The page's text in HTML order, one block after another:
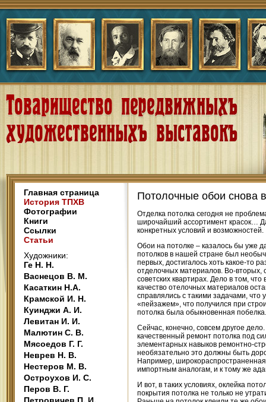
Главная страница
История ТПХВ
Фотографии
Книги
Ссылки
Статьи
Художники:
Ге Н. Н.
Васнецов В. М.
Касаткин Н.А.
Крамской И. Н.
Куинджи А. И.
Левитан И. И.
Малютин С. В.
Мясоедов Г. Г.
Неврев Н. В.
Нестеров М. В.
Остроухов И. С.
Перов В. Г.
Потолочные обои снова
Отделка потолка сегодня не
широчайший ассортимент красок…
конкретных условий и возможностей.
Обои на потолке – казалось бы уже
потолков в нашей стране был
первых, достигалось хоть какое-то
отделочных материалов. Во-вторых,
советских квартирах. Дело в том,
качество отелочных материалов
справлялись с такими задачами, что
«пейзажем», что получился при
потолка была обыкновенная
Сейчас, конечно, совсем другое
качественный ремонт потолка под
элементарных навыков ремонтно-
необязательно это должны быть
Например,
импортным аналогам, и к тому же
И вот, в таких условиях, оклейка
покрытия потолка не только не